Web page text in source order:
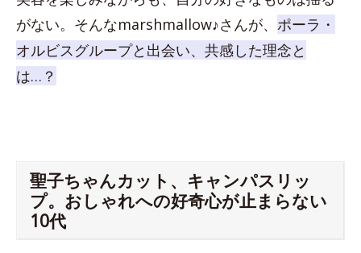
がない。そんなmarshmallow♪さんが、 ポーラ・
オルビスグループと出会い、共感した理念と
は…？
聖子ちゃんカット、キャンパスリッ
プ。おしゃれへの好奇心が止まらない
10代